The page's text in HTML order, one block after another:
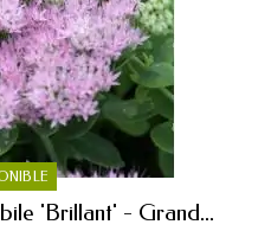
'Brillant' - Grand...